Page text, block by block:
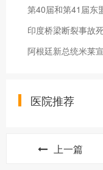
第40届和第41届东
印度桥梁断裂事故
阿根廷新总统米莱
医院推荐
上一篇